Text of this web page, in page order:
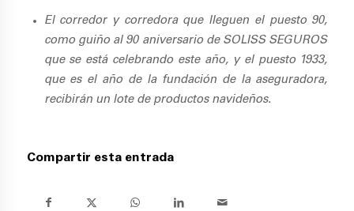
El corredor y corredora que lleguen el puesto 90,
como guiño al 90 aniversario de SOLISS SEGUROS
que se está celebrando este año, y el puesto 1933,
que es el año de la fundación de la aseguradora,
recibirán un lote de productos navideños.
Compartir esta entrada